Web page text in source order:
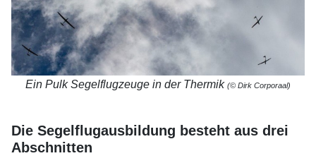
Ein Pulk Segelflugzeuge in der Thermik (© Dirk Corporaal)
Die Segelflugausbildung besteht aus drei
Abschnitten